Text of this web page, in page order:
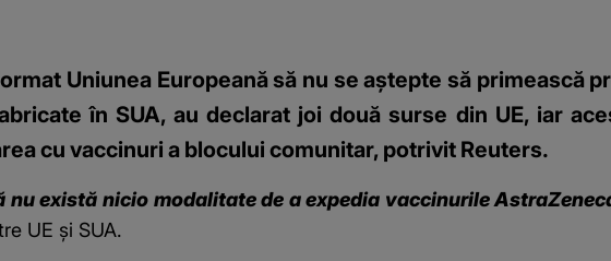
Uniunea Europeană să nu se aştepte să primească
în SUA, au declarat joi două surse din UE, iar
cu vaccinuri a blocului comunitar, potrivit Reuters.
nu există nicio modalitate de a expedia vaccinurile
UE şi SUA.